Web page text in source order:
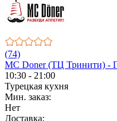
(74)
MC Doner (ТЦ Тринити) -
10:30 - 21:00
Турецкая кухня
Мин. заказ:
Нет
Доставка: